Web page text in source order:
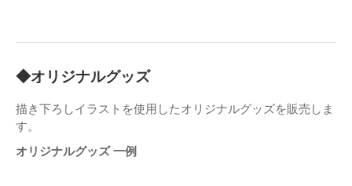
◆オリジナルグッズ
描き下ろしイラストを使用したオリジナルグッズを販売しま
す。
オリジナルグッズ 一例